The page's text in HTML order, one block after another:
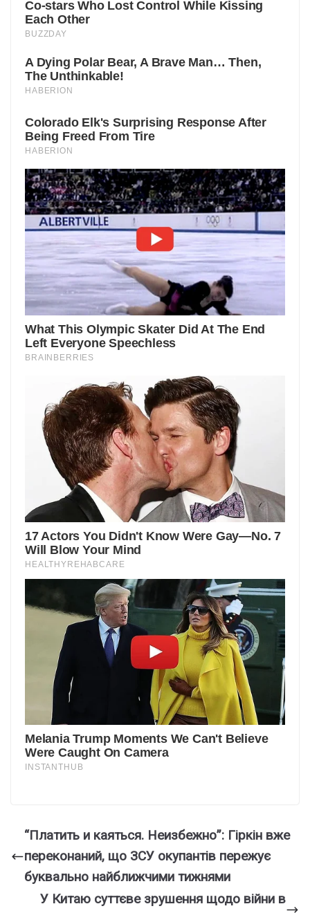
“Платить и каяться. Неизбежно”: Гіркін вже
переконаний, що ЗСУ окупантів пережує
буквально найближчими тижнями
У Китаю суттєве зрушення щодо війни в